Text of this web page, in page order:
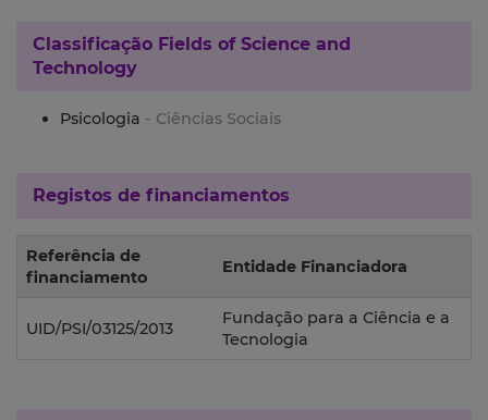
Classificação Fields of Science and
Technology
Psicologia - Ciências Sociais
Registos de financiamentos
Referência de
financiamento
Entidade Financiadora
UID/PSI/03125/2013
Fundação para a Ciência e a
Tecnologia